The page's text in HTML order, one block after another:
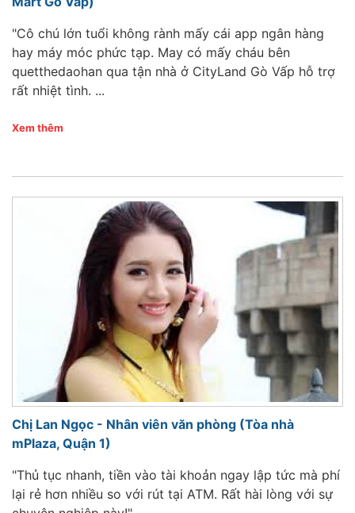
"Cô chú lớn tuổi không rành mấy cái app ngân hàng
hay máy móc phức tạp. May có mấy cháu bên
quetthedaohan qua tận nhà ở CityLand Gò Vấp hỗ trợ
rất nhiệt tình. ...
Xem thêm
Chị Lan Ngọc - Nhân viên văn phòng (Tòa nhà
mPlaza, Quận 1)
"Thủ tục nhanh, tiền vào tài khoản ngay lập tức mà phí
lại rẻ hơn nhiều so với rút tại ATM. Rất hài lòng với sự